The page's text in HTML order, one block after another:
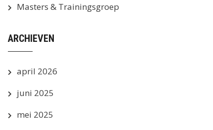
Masters & Trainingsgroep
ARCHIEVEN
april 2026
juni 2025
mei 2025